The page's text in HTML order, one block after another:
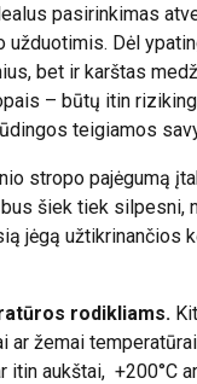
pasirinkimas
užduotimis. Dėl
bet ir karštas
– būtų itin
teigiamos
stropo pajėgumą
šiek tiek silpesni,
jėgą užtikrinančios
rodikliams.
ar žemai
itin aukštai, +200°C